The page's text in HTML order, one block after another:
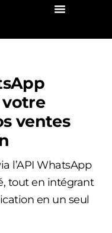
votre
ventes
l’API WhatsApp
tout en intégrant
en un seul